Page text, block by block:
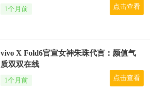
1个月前 点击查看
vivo X Fold6官宣女神朱珠代言：颜值气
质双双在线
1个月前 点击查看